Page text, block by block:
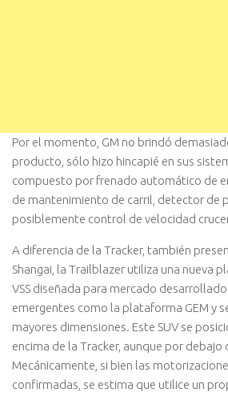
Por el momento, GM no brindó
producto, sólo hizo hincapié en sus
compuesto por frenado automático de
de mantenimiento de carril, detector de
posiblemente control de velocidad
A diferencia de la Tracker, también
Shangai, la Trailblazer utiliza una nueva
VSS diseñada para mercado
emergentes como la plataforma GEM y
mayores dimensiones. Este SUV se
encima de la Tracker, aunque por debajo
Mecánicamente, si bien las
confirmadas, se estima que utilice un